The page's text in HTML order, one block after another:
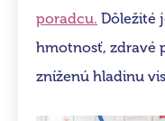
poradcu. Dôležité
hmotnosť, zdravé
zníženú hladinu